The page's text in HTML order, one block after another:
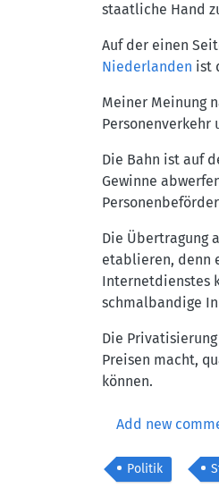
staatliche Hand
Auf der einen
Niederlanden ist
Meiner Meinung
Die Bahn ist auf
Gewinne
Die Übertragung
etablieren, denn
Internetdienstes
schmalbandige
Die
Preisen macht,
können.
Add new
Politik